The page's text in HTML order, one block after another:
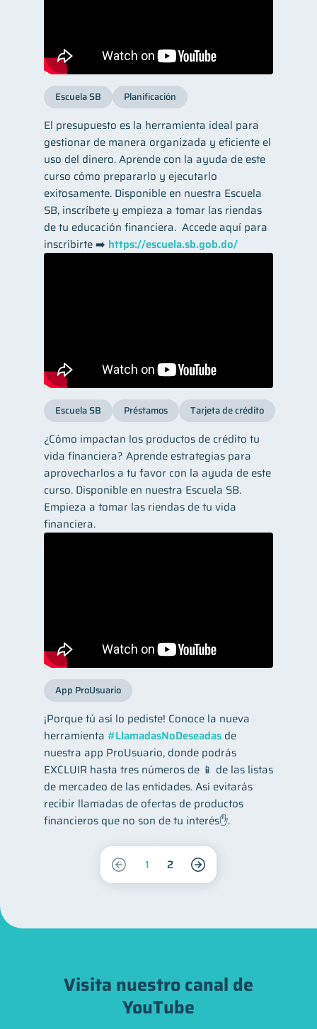
Visita nuestro canal de
YouTube
Escuela SB Planificación
El presupuesto es la herramienta ideal para
gestionar de manera organizada y eficiente el
uso del dinero. Aprende con la ayuda de este
curso cómo prepararlo y ejecutarlo
exitosamente. Disponible en nuestra Escuela
SB, inscríbete y empieza a tomar las riendas
de tu educación financiera. ​ Accede aquí para
inscribirte ➡️ https://escuela.sb.gob.do/
Escuela SB Préstamos Tarjeta de crédito
¿Cómo impactan los productos de crédito tu
vida financiera? Aprende estrategias para
aprovecharlos a tu favor con la ayuda de este
curso. Disponible en nuestra Escuela SB.
Empieza a tomar las riendas de tu vida
financiera.
App ProUsuario
¡Porque tú así lo pediste! Conoce la nueva
herramienta #LlamadasNoDeseadas de
nuestra app ProUsuario, donde podrás
EXCLUIR hasta tres números de 📱 de las listas
de mercadeo de las entidades. Así evitarás
recibir llamadas de ofertas de productos
financieros que no son de tu interés✋.
1 2